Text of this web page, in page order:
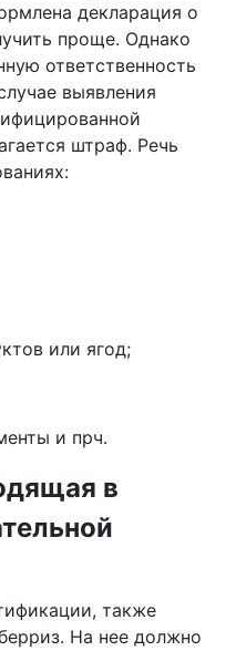
декларация о
проще. Однако
ответственность
выявления
штраф. Речь
или ягод;
и прч.
в
также
На нее должно